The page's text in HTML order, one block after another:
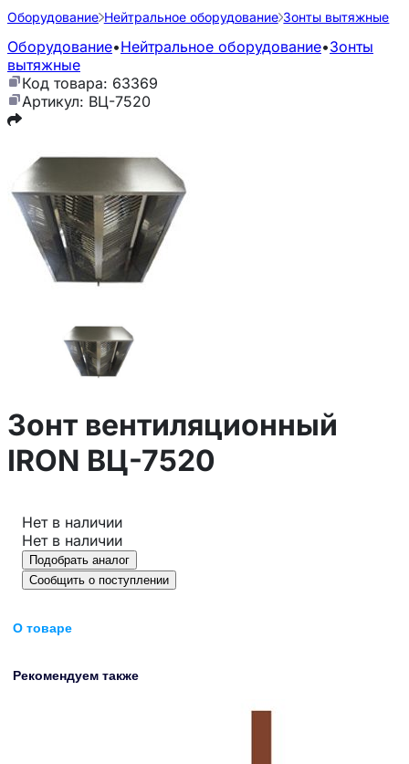
Оборудование Нейтральное оборудование Зонты вытяжные
Оборудование•Нейтральное оборудование•Зонты
вытяжные
Код товара: 63369
Артикул: ВЦ-7520
Зонт вентиляционный
IRON ВЦ-7520
Нет в наличии
Нет в наличии
Подобрать аналог
Сообщить о поступлении
О товаре
Рекомендуем также